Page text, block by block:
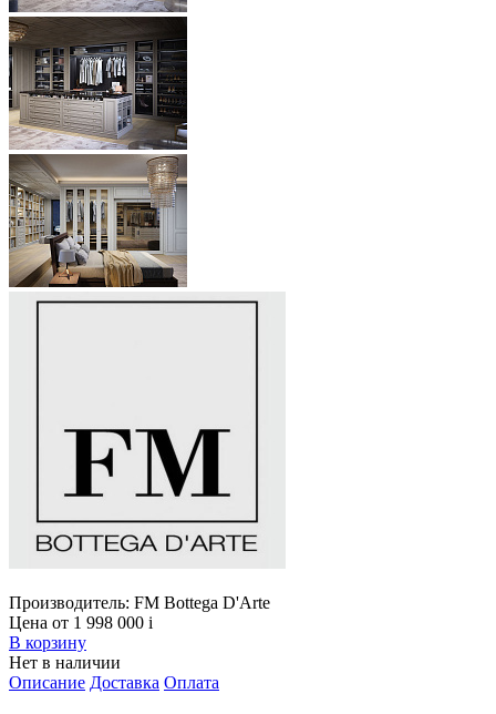
Производитель: FM Bottega D'Arte
Цена от 1 998 000 i
В корзину
Нет в наличии
Описание Доставка Оплата